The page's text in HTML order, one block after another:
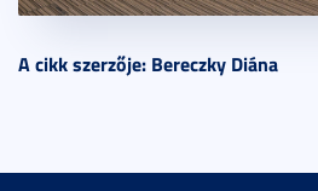
A cikk szerzője: Bereczky Diána